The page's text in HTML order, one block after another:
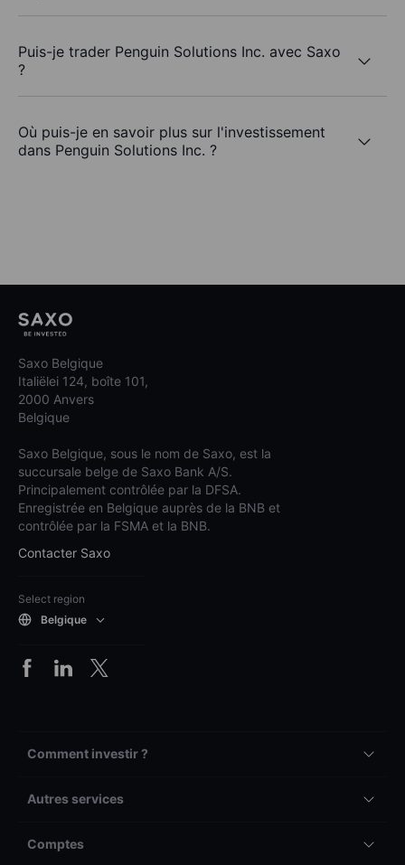
Puis-je trader Penguin Solutions Inc. avec Saxo
?
Où puis-je en savoir plus sur l'investissement
dans Penguin Solutions Inc. ?
Saxo Belgique
Italiëlei 124, boîte 101,
2000 Anvers
Belgique
Saxo Belgique, sous le nom de Saxo, est la
succursale belge de Saxo Bank A/S.
Principalement contrôlée par la DFSA.
Enregistrée en Belgique auprès de la BNB et
contrôlée par la FSMA et la BNB.
Contacter Saxo
Select region
Belgique
Comment investir ?
Autres services
Comptes